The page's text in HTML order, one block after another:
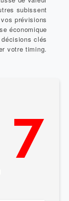
subissent
prévisions
économique
clés
votre timing.
7